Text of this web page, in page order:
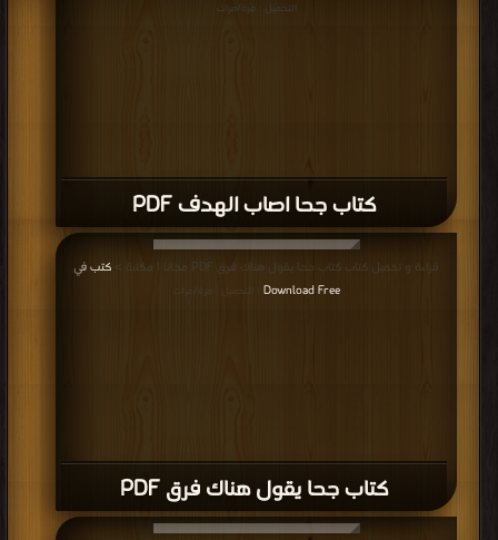
كتاب جحا اصاب الهدف PDF
التحميل : مرة/مرات
كتاب جحا يقول هناك فرق PDF
قراءة و تحميل كتاب كتاب جحا يقول هناك فرق PDF مجانا | مكتبة >
كتب في
Download Free | التحميل : مرة/مرات